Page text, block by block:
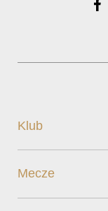
Klub
Mecze